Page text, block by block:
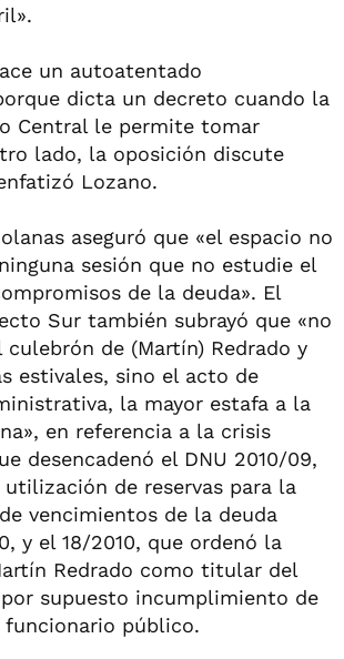
un autoatentado
dicta un decreto cuando la
Central le permite tomar
lado, la oposición discute
Lozano.
aseguró que «el espacio no
sesión que no estudie el
de la deuda». El
Sur también subrayó que «no
culebrón de (Martín) Redrado y
estivales, sino el acto de
la mayor estafa a la
en referencia a la crisis
desencadenó el DNU 2010/09,
de reservas para la
vencimientos de la deuda
y el 18/2010, que ordenó la
Redrado como titular del
supuesto incumplimiento de
funcionario público.